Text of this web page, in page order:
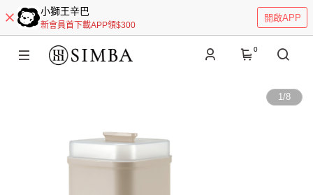
小獅王辛巴
新會員首下載APP領$300
開啟APP
0
1/8